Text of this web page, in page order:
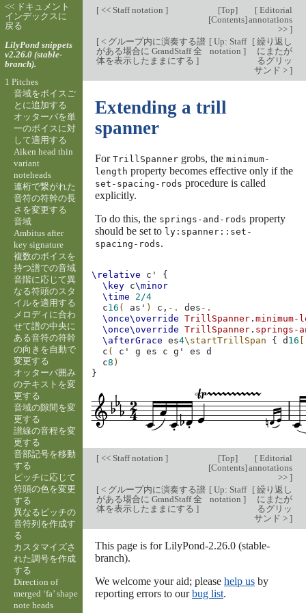
[<< Staff notation ] [Top]
[Contents]
[Editorial
annotations
>> ]
[< グループ内に演奏する譜
がある場合に GrandStaff 全
体を表示したままにする ]
[Up: Staff
notation ]
[繰り返し
にまたが
るグリッ
サンド > ]
Extending a trill
spanner
For TrillSpannergrobs, the minimum-
length property becomes effective only if the
set-spacing-rods procedure is called
explicitly.
To do this, the springs-and-rods property
should be set to ly:spanner::set-
spacing-rods.
\relative c'
{
\key c\minor
\time
2/4
c16 ( as' ) c, -. des -.
\once\override
TrillSpanner .minimum-
\once\override
TrillSpanner . springs-
\afterGrace
es4\startTrillSpan { d 16
c ( c' g es c g' es
d
c8 )
}
[<< Staff notation ] [Top]
[Contents]
[Editorial
annotations
>> ]
[< グループ内に演奏する譜
がある場合に GrandStaff 全
体を表示したままにする ]
[Up: Staff
notation ]
[繰り返し
にまたが
るグリッ
サンド > ]
This page is for LilyPond-2.26.0 (stable-
branch).
We welcome your aid; please help usby
reporting errors to ourbug list.
<< ドキュメント
インデックスに
戻る
LilyPond snippets
v2.26.0 (stable-
branch).
1 Pitches
音域をボイスご
とに追加する
オッターバを単
一のボイスに対
して適用する
Aiken head thin
variant
noteheads
連桁で繋がれた
音符の符幹の長
さを変更する
音域
Ambitus after
key signature
複数のボイスを
持つ譜での音域
音階に応じて異
なる符頭のスタ
イルを適用する
メロディに合わ
せて譜の中央に
ある音符の符幹
の向きを自動で
変更する
オッターバ囲み
のテキストを変
更する
音域の隙間を変
更する
譜線の音程を変
更する
音部記号を移動
する
ピッチに応じて
符頭の色を変更
する
異なるピッチの
音符列を作成す
る
カスタマイズさ
れた調号を作成
する
Direction of
merged ‘fa’ shape
note heads